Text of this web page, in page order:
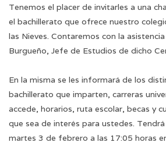
Tenemos el placer de invitarles a una
el bachillerato que ofrece nuestro
las Nieves. Contaremos con la
Burgueño, Jefe de Estudios de dicho
En la misma se les informará de los
bachillerato que imparten, carreras
accede, horarios, ruta escolar, becas y
que sea de interés para ustedes.
martes 3 de febrero a las 17:05 horas